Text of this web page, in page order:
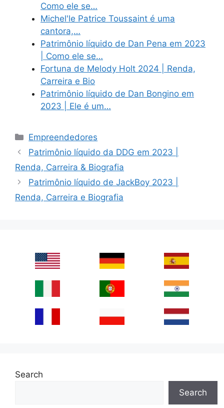
Como ele se…
Michel'le Patrice Toussaint é uma
cantora,…
Patrimônio líquido de Dan Pena em 2023
| Como ele se…
Fortuna de Melody Holt 2024 | Renda,
Carreira e Bio
Patrimônio líquido de Dan Bongino em
2023 | Ele é um…
Categories
Empreendedores
Patrimônio líquido da DDG em 2023 |
Renda, Carreira & Biografia
Patrimônio líquido de JackBoy 2023 |
Renda, Carreira e Biografia
Search
Search